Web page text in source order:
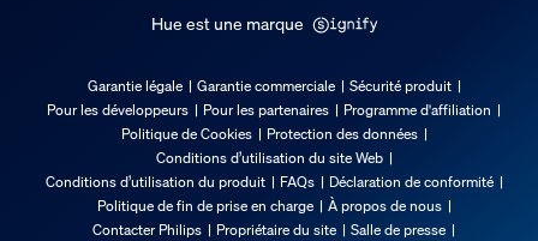
Indice de rendu de couleur (IRC)
Divers
Hue est une marque
Garantie légale Garantie commerciale
Sécurité produit
Pour les développeurs
Pour les partenaires
Programme d'affiliation
Politique de Cookies
Protection des données
Conditions d’utilisation du site Web
Conditions d’utilisation du produit
FAQs
Déclaration de conformité
Politique de fin de prise en charge
À propos de nous
Contacter Philips
Propriétaire du site Salle de presse